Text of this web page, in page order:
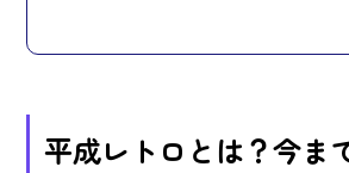
平成レトロとは？今ま